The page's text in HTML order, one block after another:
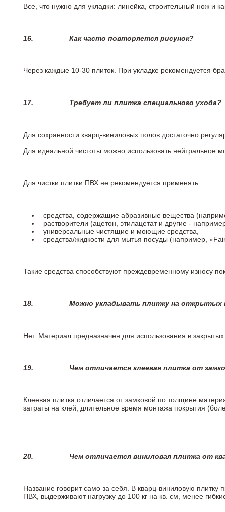
Все, что нужно для укладки: линейка, строительный нож и
16. Как часто повторяется рисунок?
Через каждые 10-30 плиток. При укладке рекомендуется
17. Требует ли плитка специального ухода?
Для сохранности кварц-виниловых полов достаточно
Для идеальной чистоты можно использовать
Для чистки плитки ПВХ не рекомендуется применять:
средства, содержащие абразивные вещества
растворители (ацетон, этилацетат и другие -
универсальные чистящие и моющие средства,
средства/жидкости для мытья посуды (например,
Такие средства способствуют преждевременному износу
18. Можно укладывать плитку на открытых
Нет. Материал предназначен для использования в
19. Чем отличается клеевая плитка от
Клеевая плитка отличается от замковой по толщине
затраты на клей, длительное время монтажа покрытия
20. Чем отличается виниловая плитка от
Название говорит само за себя. В кварц-виниловую
ПВХ, выдерживают нагрузку до 100 кг на кв. см, менее